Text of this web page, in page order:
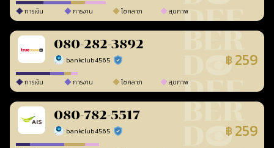
การเงิน การงาน โชคลาภ สุขภาพ
080-282-3892
bankclub4565 ร้านยืนยันแล้ว ฿ 259
การเงิน การงาน โชคลาภ สุขภาพ
080-782-5517
bankclub4565 ร้านยืนยันแล้ว ฿ 259